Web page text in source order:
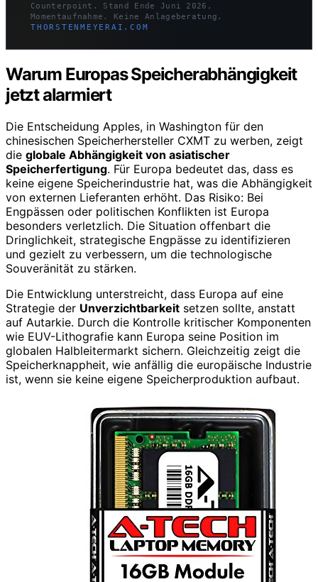
Counterpoint. Stand Ende Juni 2026,
Momentaufnahme. Keine Anlageberatung.
THORSTENMEYERAI.COM
Warum Europas Speicherabhängigkeit
jetzt alarmiert
Die Entscheidung Apples, in Washington für den
chinesischen Speicherhersteller CXMT zu werben, zeigt
die globale Abhängigkeit von asiatischer
Speicherfertigung. Für Europa bedeutet das, dass es
keine eigene Speicherindustrie hat, was die Abhängigkeit
von externen Lieferanten erhöht. Das Risiko: Bei
Engpässen oder politischen Konflikten ist Europa
besonders verletzlich. Die Situation offenbart die
Dringlichkeit, strategische Engpässe zu identifizieren
und gezielt zu verbessern, um die technologische
Souveränität zu stärken.
Die Entwicklung unterstreicht, dass Europa auf eine
Strategie der Unverzichtbarkeit setzen sollte, anstatt
auf Autarkie. Durch die Kontrolle kritischer Komponenten
wie EUV-Lithografie kann Europa seine Position im
globalen Halbleitermarkt sichern. Gleichzeitig zeigt die
Speicherknappheit, wie anfällig die europäische Industrie
ist, wenn sie keine eigene Speicherproduktion aufbaut.